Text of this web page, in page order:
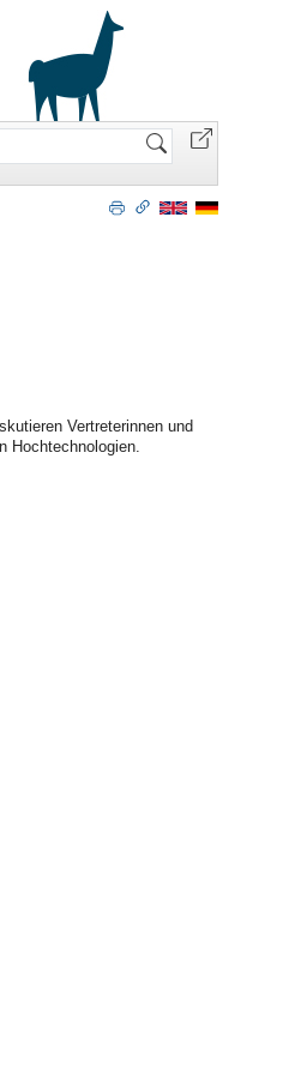
Vertreterinnen und
Hochtechnologien.